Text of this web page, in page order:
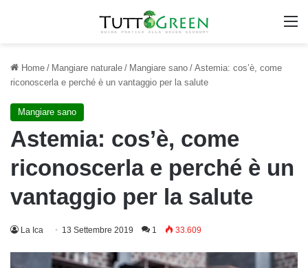
Home / Mangiare naturale / Mangiare sano / Astemia: cos’è, come
riconoscerla e perché è un vantaggio per la salute
Mangiare sano
Astemia: cos’è, come
riconoscerla e perché è un
vantaggio per la salute
La Ica 13 Settembre 2019 1 33.609